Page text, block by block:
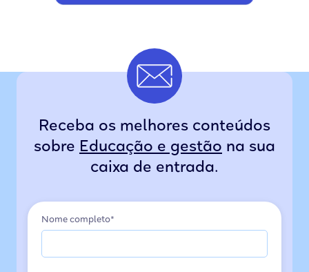
Receba os melhores conteúdos
sobre Educação e gestão na sua
caixa de entrada.
Nome completo*